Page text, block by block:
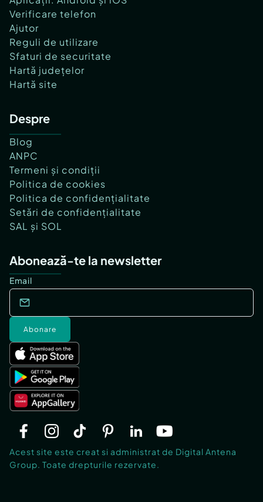
Verificare telefon
Ajutor
Reguli de utilizare
Sfaturi de securitate
Hartă județelor
Hartă site
Despre
Blog
ANPC
Termeni și condiții
Politica de cookies
Politica de confidențialitate
Setări de confidențialitate
SAL și SOL
Abonează-te la newsletter
Email
Abonare
Acest site este creat si administrat de Digital Antena
Group. Toate drepturile rezervate.